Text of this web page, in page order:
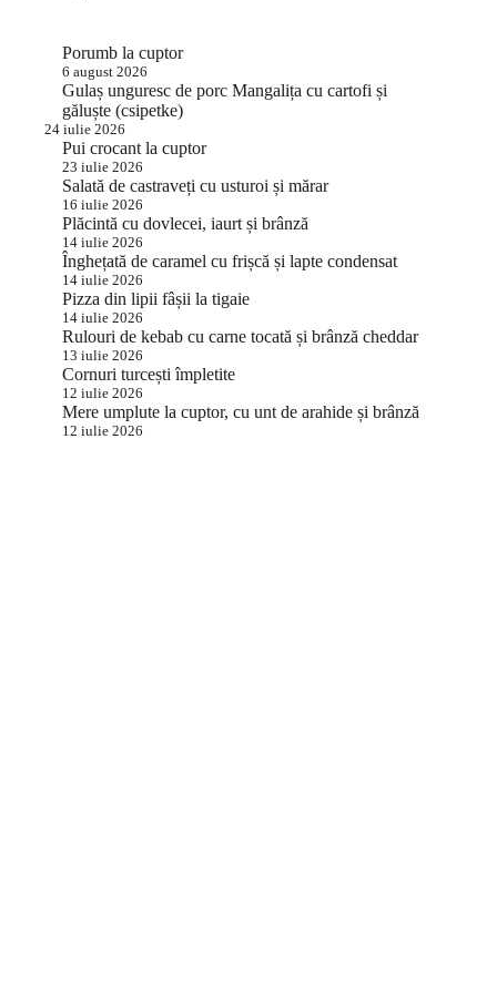
Porumb la cuptor
6 august 2026
Gulaș unguresc de porc Mangalița cu cartofi și
găluște (csipetke)
24 iulie 2026
Pui crocant la cuptor
23 iulie 2026
Salată de castraveți cu usturoi și mărar
16 iulie 2026
Plăcintă cu dovlecei, iaurt și brânză
14 iulie 2026
Înghețată de caramel cu frișcă și lapte condensat
14 iulie 2026
Pizza din lipii fâșii la tigaie
14 iulie 2026
Rulouri de kebab cu carne tocată și brânză cheddar
13 iulie 2026
Cornuri turcești împletite
12 iulie 2026
Mere umplute la cuptor, cu unt de arahide și brânză
12 iulie 2026